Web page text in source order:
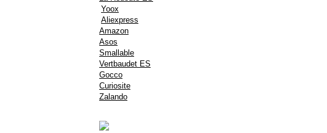
Yoox
Aliexpress
Amazon
Asos
Smallable
Vertbaudet ES
Gocco
Curiosite
Zalando